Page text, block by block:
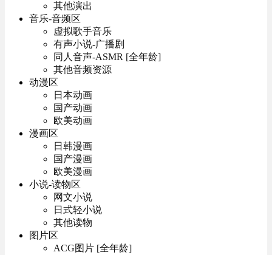
其他演出
音乐-音频区
虚拟歌手音乐
有声小说-广播剧
同人音声-ASMR [全年龄]
其他音频资源
动漫区
日本动画
国产动画
欧美动画
漫画区
日韩漫画
国产漫画
欧美漫画
小说-读物区
网文小说
日式轻小说
其他读物
图片区
ACG图片 [全年龄]